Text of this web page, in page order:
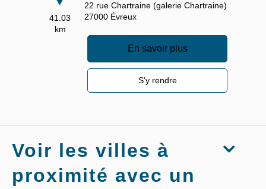
41.03
km
22 rue Chartraine (galerie Chartraine)
27000 Évreux
En savoir plus
S'y rendre
Voir les villes à
proximité avec un